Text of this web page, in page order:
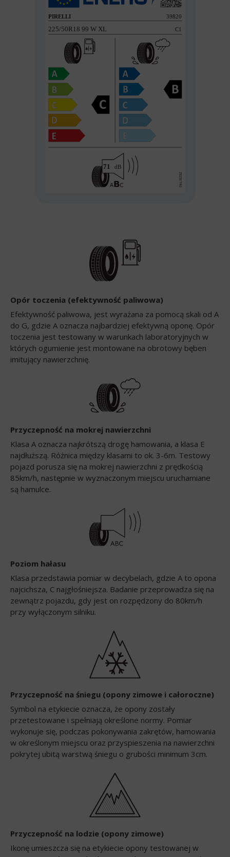
Opór toczenia (efektywność paliwowa)
Efektywność paliwowa, jest wyrażana za pomocą skali od A
do G, gdzie A oznacza najbardziej efektywną oponę. Opór
toczenia jest testowany w warunkach laboratoryjnych w
których ogumienie jest montowane na obrotowy bęben
imitujący nawierzchnię.
Przyczepność na mokrej nawierzchni
Klasa A oznacza najkrótszą drogę hamowania, a klasa E
najdłuższą. Różnica między klasami to ok. 3-6m. Testowy
pojazd porusza się na mokrej nawierzchni z prędkością
85km/h, następnie w wyznaczonym miejscu uruchamiane
są hamulce.
Poziom hałasu
Klasa przedstawia pomiar w decybelach, gdzie A to opona
najcichsza, C najgłośniejsza. Badanie przeprowadza się na
zewnątrz pojazdu, gdy jest on rozpędzony do 80km/h
przy wyłączonym silniku.
Przyczepność na śniegu (opony zimowe i całoroczne)
Symbol na etykiecie oznacza, że opony zostały
przetestowane i spełniają określone normy. Pomiar
wykonuje się, podczas pokonywania zakrętów, hamowania
w określonym miejscu oraz przyspieszenia na nawierzchni
pokrytej ubitą warstwą śniegu o grubości minimum 3cm.
Przyczepność na lodzie (opony zimowe)
Ikonę umieszcza się na etykiecie opony testowanej w